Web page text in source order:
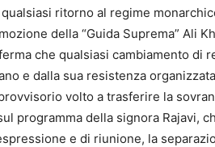
ritorno al regime
della “Guida Suprema” Ali
che qualsiasi cambiamento di
e dalla sua resistenza
volto a trasferire la
programma della signora Rajavi,
e di riunione, la